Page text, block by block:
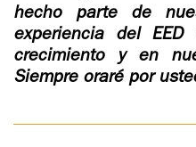
hecho parte de
experiencia del
crecimiento y en
Siempre oraré por